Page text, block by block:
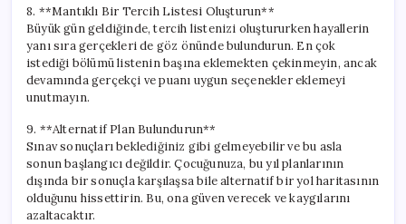
8. **Mantıklı Bir Tercih Listesi Oluşturun**
Büyük gün geldiğinde, tercih listenizi oluştururken hayallerin
yanı sıra gerçekleri de göz önünde bulundurun. En çok
istediği bölümü listenin başına eklemekten çekinmeyin, ancak
devamında gerçekçi ve puanı uygun seçenekler eklemeyi
unutmayın.
9. **Alternatif Plan Bulundurun**
Sınav sonuçları beklediğiniz gibi gelmeyebilir ve bu asla
sonun başlangıcı değildir. Çocuğunuza, bu yıl planlarının
dışında bir sonuçla karşılaşsa bile alternatif bir yol haritasının
olduğunu hissettirin. Bu, ona güven verecek ve kaygılarını
azaltacaktır.